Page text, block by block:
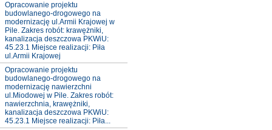
Opracowanie projektu
budowlanego-drogowego na
modernizację ul.Armii Krajowej w
Pile. Zakres robót: krawężniki,
kanalizacja deszczowa PKWiU:
45.23.1 Miejsce realizacji: Piła
ul.Armii Krajowej
Opracowanie projektu
budowlanego-drogowego na
modernizację nawierzchni
ul.Miodowej w Pile. Zakres robót:
nawierzchnia, krawężniki,
kanalizacja deszczowa PKWiU:
45.23.1 Miejsce realizacji: Piła...